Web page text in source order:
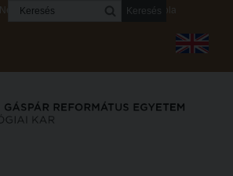
Neptun Digitális rendszerek Kapcsolat
Keresés